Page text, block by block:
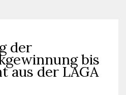
der
bis
aus der LAGA